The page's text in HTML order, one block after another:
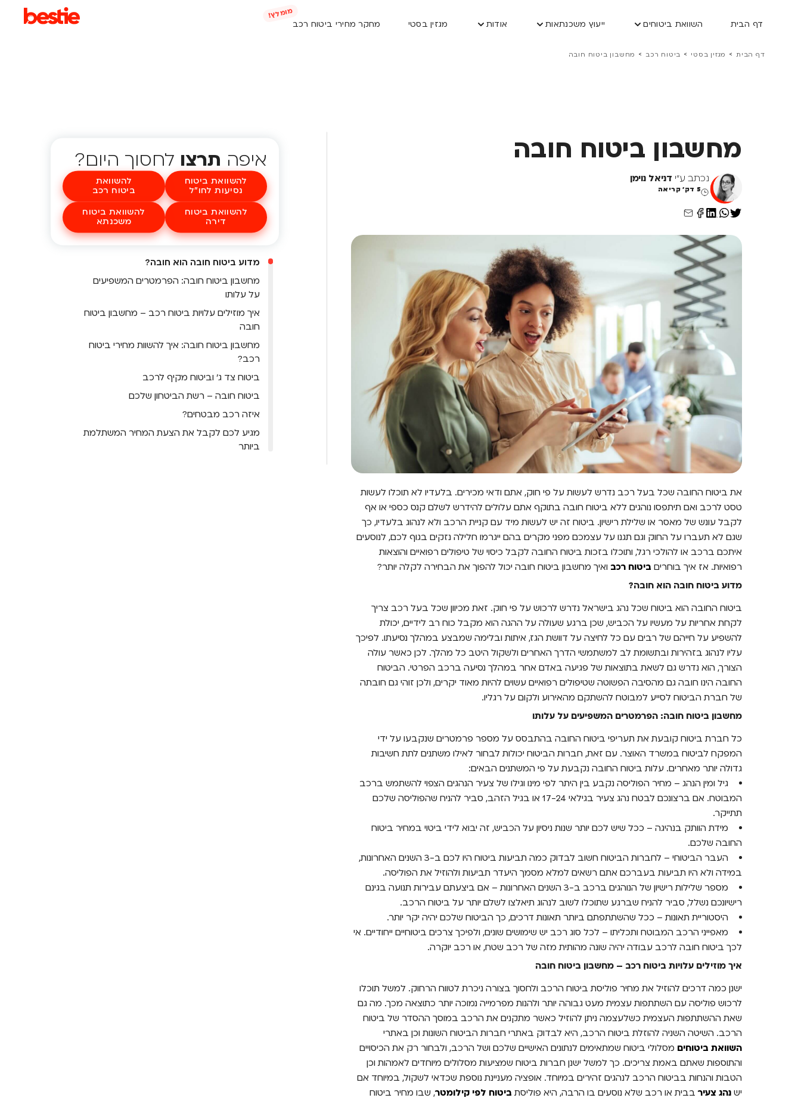
דף הבית השוואת ביטוחים ייעוץ משכנתאות אודות מגזין בסטי מחקר מחירי ביטוח רכב
דף הבית > מגזין בסטי > ביטוח רכב > מחשבון ביטוח חובה
מחשבון ביטוח חובה
נכתב ע"י דניאל נוימן
5 דק' קריאה
את ביטוח החובה שכל בעל רכב נדרש לעשות על פי חוק, אתם ודאי מכירים. בלעדיו לא תוכלו לעשות
טסט לרכב ואם תיתפסו נוהגים ללא ביטוח חובה בתוקף אתם עלולים להידרש לשלם קנס כספי או אף
לקבל עונש של מאסר או שלילת רישיון. ביטוח זה יש לעשות מיד עם קניית הרכב ולא לנהוג בלעדיו, כך
שגם לא תעברו על החוק וגם תגנו על עצמכם מפני מקרים בהם ייגרמו חלילה נזקים בגוף לכם, לנוסעים
איתכם ברכב או להולכי רגל, ותוכלו בזכות ביטוח החובה לקבל כיסוי של טיפולים רפואיים והוצאות
רפואיות. אז איך בוחרים ביטוח רכב ואיך מחשבון ביטוח חובה יכול להפוך את הבחירה לקלה יותר?
מדוע ביטוח חובה הוא חובה?
ביטוח החובה הוא ביטוח שכל נהג בישראל נדרש לרכוש על פי חוק. זאת מכיוון שכל בעל רכב צריך
לקחת אחריות על מעשיו על הכביש, שכן ברגע שעולה על ההגה הוא מקבל כוח רב לידיים, יכולת
להשפיע על חייהם של רבים עם כל לחיצה על דוושת הגז, איתות ובלימה שמבצע במהלך נסיעתו. לפיכך
עליו לנהוג בזהירות ובתשומת לב למשתמשי הדרך האחרים ולשקול היטב כל מהלך. לכן כאשר עולה
הצורך, הוא נדרש גם לשאת בתוצאות של פגיעה באדם אחר במהלך נסיעה ברכב הפרטי. הביטוח
החובה הינו חובה גם מהסיבה הפשוטה שטיפולים רפואיים עשוים להיות מאוד יקרים, ולכן זוהי גם חובתה
של חברת הביטוח לסייע למבוטח להשתקם מהאירוע ולקום על רגליו.
מחשבון ביטוח חובה: הפרמטרים המשפיעים על עלותו
כל חברת ביטוח קובעת את תעריפי ביטוח החובה בהתבסס על מספר פרמטרים שנקבעו על ידי
המפקח לביטוח במשרד האוצר. עם זאת, חברות הביטוח יכולות לבחור לאילו משתנים לתת חשיבות
גדולה יותר מאחרים. עלות ביטוח החובה נקבעת על פי המשתנים הבאים:
גיל ומין הנהג – מחיר הפוליסה נקבע בין היתר לפי מינו וגילו של צעיר הנהגים הצפוי להשתמש ברכב
המבוטח. אם ברצונכם לבטח נהג צעיר בגילאי 17-24 או בגיל הזהב, סביר להניח שהפוליסה שלכם
תתייקר.
מידת הוותק בנהיגה – ככל שיש לכם יותר שנות ניסיון על הכביש, זה יבוא לידי ביטוי במחיר ביטוח
החובה שלכם.
העבר הביטוחי – לחברות הביטוח חשוב לבדוק כמה תביעות ביטוח היו לכם ב-3 השנים האחרונות,
במידה ולא היו תביעות בעברכם אתם רשאים למלא מסמך היעדר תביעות ולהוזיל את הפוליסה.
מספר שלילות רישיון של הנוהגים ברכב ב-3 השנים האחרונות – אם ביצעתם עבירות תנועה בגינם
רישיונכם נשלל, סביר להניח שברגע שתוכלו לשוב לנהוג תיאלצו לשלם יותר על ביטוח הרכב.
היסטוריית תאונות – ככל שהשתתפתם ביותר תאונות דרכים, כך הביטוח שלכם יהיה יקר יותר.
מאפייני הרכב המבוטח ותכליתו – לכל סוג רכב יש שימושים שונים, ולפיכך צרכים ביטוחיים ייחודיים. אי
לכך ביטוח חובה לרכב עבודה יהיה שונה מהותית מזה של רכב שטח, או רכב יוקרה.
איך מוזילים עלויות ביטוח רכב – מחשבון ביטוח חובה
ישנן כמה דרכים להוזיל את מחיר פוליסת ביטוח הרכב ולחסוך בצורה ניכרת לטווח הרחוק. למשל תוכלו
לרכוש פוליסה עם השתתפות עצמית מעט גבוהה יותר ולהנות מפרמייה נמוכה יותר כתוצאה מכך. מה גם
שאת ההשתתפות העצמית כשלעצמה ניתן להוזיל כאשר מתקנים את הרכב במוסך ההסדר של ביטוח
הרכב. השיטה השניה להוזלת ביטוח הרכב, היא לבדוק באתרי חברות הביטוח השונות וכן באתרי
השוואת ביטוחים מסלולי ביטוח שמתאימים לנתונים האישיים שלכם ושל הרכב, ולבחור רק את הכיסויים
והתוספות שאתם באמת צריכים. כך למשל ישנן חברות ביטוח שמציעות מסלולים מיוחדים לאמהות וכן
הטבות והנחות בביטוח הרכב לנהגים זהירים במיוחד. אופציה מעניינת נוספת שכדאי לשקול, במיוחד אם
יש נהג צעירבבית או רכב שלא נוסעים בו הרבה, היא פוליסת ביטוח לפי קילומטר, שבו מחיר ביטוח
איפה תרצו לחסוך היום?
להשוואת ביטוח
נסיעות לחו"ל
להשוואת
ביטוח רכב
להשוואת ביטוח
דירה
להשוואת ביטוח
משכנתא
מדוע ביטוח חובה הוא חובה?
מחשבון ביטוח חובה: הפרמטרים המשפיעים
על עלותו
איך מוזילים עלויות ביטוח רכב – מחשבון ביטוח
חובה
מחשבון ביטוח חובה: איך להשוות מחירי ביטוח
רכב?
ביטוח צד ג’ וביטוח מקיף לרכב
ביטוח חובה – רשת הביטחון שלכם
איזה רכב מבטחים?
מגיע לכם לקבל את הצעת המחיר המשתלמת
ביותר